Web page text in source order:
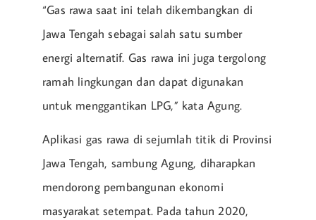
“Gas rawa saat ini telah dikembangkan di
Jawa Tengah sebagai salah satu sumber
energi alternatif. Gas rawa ini juga tergolong
ramah lingkungan dan dapat digunakan
untuk menggantikan LPG,” kata Agung.
Aplikasi gas rawa di sejumlah titik di Provinsi
Jawa Tengah, sambung Agung, diharapkan
mendorong pembangunan ekonomi
masyarakat setempat. Pada tahun 2020,